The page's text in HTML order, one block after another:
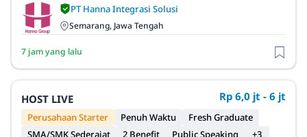
PT Hanna Integrasi Solusi
Semarang, Jawa Tengah
7 jam yang lalu
HOST LIVE Rp 6,0 jt - 6 jt
Perusahaan Starter Penuh Waktu
Fresh Graduate
SMA/SMK Sederajat
2 Benefit Public Speaking +3